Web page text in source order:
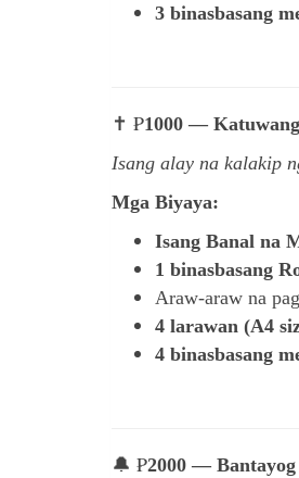
3 binasbasang
✝ ₱1000 —
Isang alay na kalakip
Mga Biyaya:
Isang Banal na
1 binasbasang
Araw-araw na
4 larawan (A4
4 binasbasang
🔔 ₱2000 —